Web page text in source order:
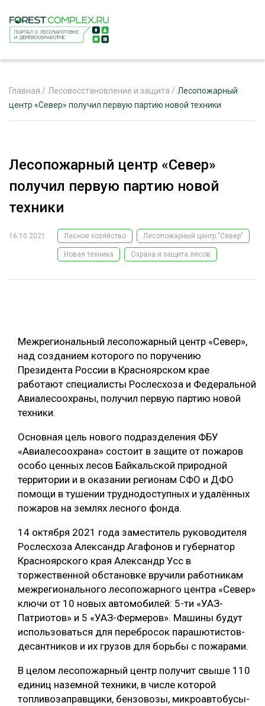
РЕКЛАМОДАТЕЛЯМ
ЛЕСНОЕ ХОЗЯЙСТВО
ЛЕСОЗАГОТОВКА
ОБРАБОТКА ДРЕВЕСИНЫ
ЛЕСОВОССТАНОВЛЕНИЕ И ЗАЩИТА
ЛОГИСТИКА
ПРОИЗВОДСТВО ДРЕВЕСНЫХ ПЛИТ
ЦБП
КОМПЛЕКСНАЯ ПЕРЕРАБОТКА
ЛЕСОПИЛЕНИЕ
ДЕРЕВЯННОЕ ДОМОСТРОЕНИЕ
БЕЗОПАСНОЕ ПРОИЗВОДСТВО
СОРТИРОВКА ДРЕВЕСИНЫ
СУШКА ДРЕВЕСИНЫ
МЕБЕЛЬНОЕ ПРОИЗВОДСТВО
ТЕМАТИЧЕСКИЕ ПРОЕКТЫ
ПОДБОРКИ СТАТЕЙ
ЭКСПЕРТНОЕ МНЕНИЕ
Главная / Лесовосстановление и защита / Лесопожарный
центр «Север» получил первую партию новой техники
Лесопожарный центр «Север»
получил первую партию новой
техники
16.10.2021 Лесное хозяйство Лесопожарный центр "Север"
Новая техника Охрана и защита лесов
Межрегиональный лесопожарный центр «Север»,
над созданием которого по поручению
Президента России в Красноярском крае
работают специалисты Рослесхоза и Федеральной
Авиалесоохраны, получил первую партию новой
техники.
Основная цель нового подразделения ФБУ
«Авиалесоохрана» состоит в защите от пожаров
особо ценных лесов Байкальской природной
территории и в оказании регионам СФО и ДФО
помощи в тушении труднодоступных и удалённых
пожаров на землях лесного фонда.
14 октября 2021 года заместитель руководителя
Рослесхоза Александр Агафонов и губернатор
Красноярского края Александр Усс в
торжественной обстановке вручили работникам
межрегионального лесопожарного центра «Север»
ключи от 10 новых автомобилей: 5-ти «УАЗ-
Патриотов» и 5 «УАЗ-Фермеров». Машины будут
использоваться для перебросок парашютистов-
десантников и их грузов для борьбы с пожарами.
В целом лесопожарный центр получит свыше 110
единиц наземной техники, в числе которой
топливозаправщики, бензовозы, микроавтобусы-